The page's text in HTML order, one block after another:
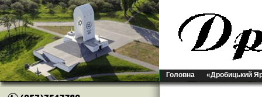
Головна «Дробицький